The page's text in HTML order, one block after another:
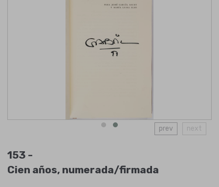
prev next
153 -
Cien años, numerada/firmada